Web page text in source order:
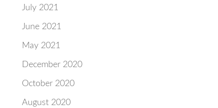
July 2021
June 2021
May 2021
December 2020
October 2020
August 2020